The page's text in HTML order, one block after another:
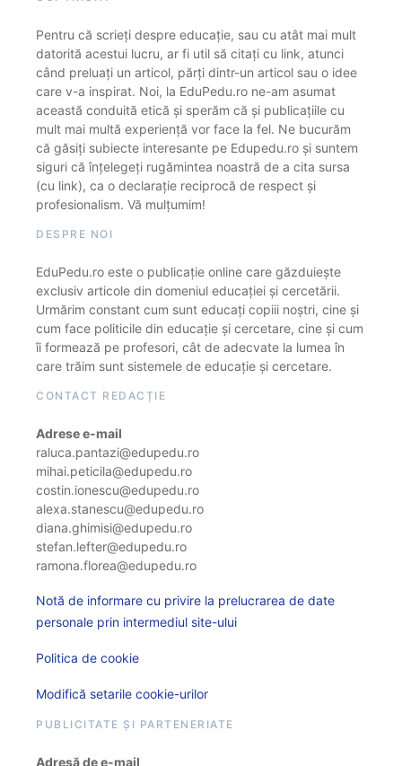
Pentru că scrieți despre educație, sau cu atât mai mult
datorită acestui lucru, ar fi util să citați cu link, atunci
când preluați un articol, părți dintr-un articol sau o idee
care v-a inspirat. Noi, la EduPedu.ro ne-am asumat
această conduită etică și sperăm că și publicațiile cu
mult mai multă experiență vor face la fel. Ne bucurăm
că găsiți subiecte interesante pe Edupedu.ro și suntem
siguri că înțelegeți rugămintea noastră de a cita sursa
(cu link), ca o declarație reciprocă de respect și
profesionalism. Vă mulțumim!
DESPRE NOI
EduPedu.ro este o publicație online care găzduiește
exclusiv articole din domeniul educației și cercetării.
Urmărim constant cum sunt educați copiii noștri, cine și
cum face politicile din educație și cercetare, cine și cum
îi formează pe profesori, cât de adecvate la lumea în
care trăim sunt sistemele de educație și cercetare.
CONTACT REDACȚIE
Adrese e-mail
raluca.pantazi@edupedu.ro
mihai.peticila@edupedu.ro
costin.ionescu@edupedu.ro
alexa.stanescu@edupedu.ro
diana.ghimisi@edupedu.ro
stefan.lefter@edupedu.ro
ramona.florea@edupedu.ro
Notă de informare cu privire la prelucrarea de date
personale prin intermediul site-ului
Politica de cookie
Modifică setarile cookie-urilor
PUBLICITATE ȘI PARTENERIATE
Adresă de e-mail